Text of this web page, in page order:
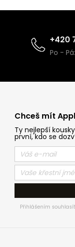
+420
Po -
Chceš mít
Ty nejlepší
první, kdo se
Přihlášením